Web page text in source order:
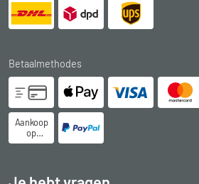
Betaalmethodes
Aankoop
op
rekening